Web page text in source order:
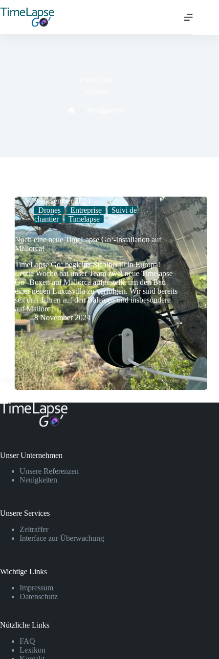
8 November 2024
Drones
Entreprise
Suivi de
chantier
Timelapse
Noch eine neue TimeLapse Go‘-Installation auf
Mallorca!
TimeLapse Go‘ begleitet Sie überall in Europa!
Letzte Woche hat unser Team zwei neue Timelapse
Go’-Boxen auf Mallorca aufgestellt, um den Bau
einer neuen Luxusvilla zu verfolgen. Wir sind bereits
seit drei Jahren auf den Balearen und insbesondere
auf Mallorca…
8 November 2024
Unser Unternehmen
Unsere Referenzen
Neuigkeiten
Unsere Services
Zeitraffer
Interface zur Überwachung
Wichtige Links
Impressum
Datenschutz
Nützliche Links
FAQ
Lexikon